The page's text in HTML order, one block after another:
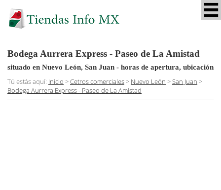
Bodega Aurrera Express - Paseo de La Amistad
situado en Nuevo León, San Juan - horas de apertura, ubicación
Tú estás aquí: Inicio >Cetros comerciales> Nuevo León >San Juan >
Bodega Aurrera Express - Paseo de La Amistad